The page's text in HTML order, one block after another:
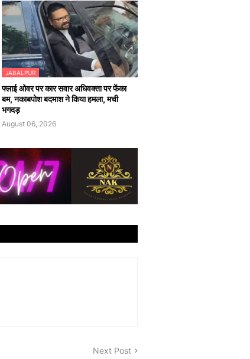
JABALPUR
फ्लाई ओवर पर कार सवार अधिवक्ता पर फेंका
बम, नकाबपोश बदमाश ने किया हमला, मची
भगदड़
August 06, 2026
Next Post